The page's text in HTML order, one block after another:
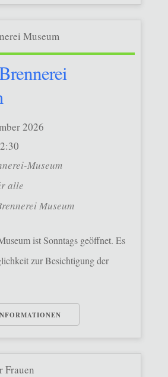
2026
Museum
alle
Museum
ist Sonntags geöffnet. Es
zur Besichtigung der